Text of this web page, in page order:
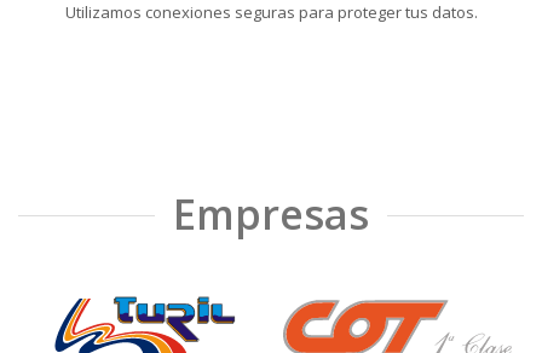
Utilizamos conexiones seguras para proteger tus datos.
Empresas
❮ ❯